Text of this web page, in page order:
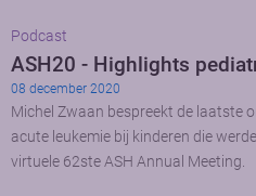
Podcast
ASH20 - Highlights
08 december 2020
Michel Zwaan bespreekt de laatste
acute leukemie bij kinderen die
virtuele 62ste ASH Annual Meeting.